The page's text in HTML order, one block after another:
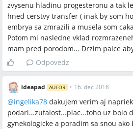
zvysenu hladinu progesteronu a tak
hned cerstvy transfer ( inak by som
embrya sa zmrazili a musela som
Potom mi nasledne vklad
mam pred porodom... Drzim palce
Odpovedz
ideapad AUTOR • 16. dec 2018
@ingelika78 dakujem verim aj
podari...zufalost...plac...toho uz bolo
gynekologicke a poradim sa snou ako